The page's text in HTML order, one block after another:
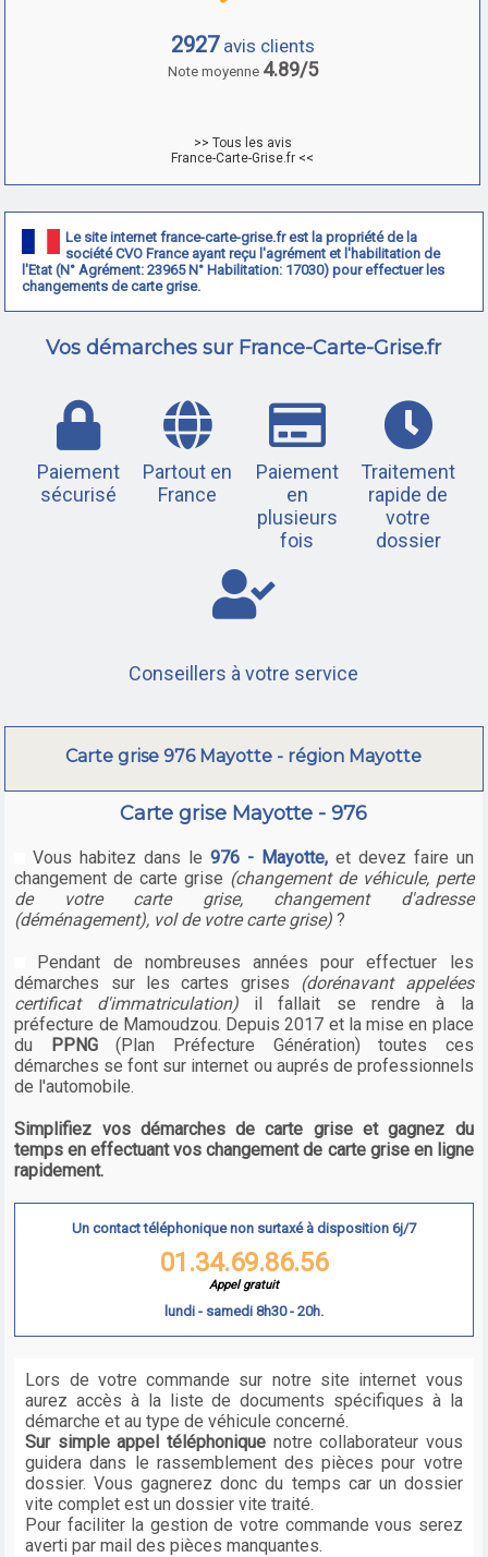
2927avis clients
Note moyenne 4.89/5
>> Tous les avis
France-Carte-Grise.fr <<
Le site internet france-carte-grise.fr est la propriété de la
société CVO France ayant reçu l'agrément et l'habilitation de
l'Etat (N° Agrément: 23965 N° Habilitation: 17030) pour effectuer les
changements de carte grise.
Vos démarches sur France-Carte-Grise.fr
Paiement
sécurisé
Partout en
France
Paiement
en
plusieurs
fois
Traitement
rapide de
votre
dossier
Conseillers à votre service
Carte grise 976 Mayotte - région Mayotte
Carte grise Mayotte - 976
Vous habitez dans le 976 - Mayotte, et devez faire un
changement de carte grise (changement de véhicule, perte
de votre carte grise, changement d'adresse
(déménagement), vol de votre carte grise) ?
Pendant de nombreuses années pour effectuer les
démarches sur les cartes grises (dorénavant appelées
certificat d'immatriculation)il fallait se rendre à la
préfecture de Mamoudzou. Depuis 2017 et la mise en place
du PPNG(Plan Préfecture Génération) toutes ces
démarches se font sur internet ou auprés de professionnels
de l'automobile.
Simplifiez vos démarches de carte grise et gagnez du
temps en effectuant vos changement de carte grise en ligne
rapidement.
Un contact téléphonique non surtaxé à disposition 6j/7
01.34.69.86.56
Appel gratuit
lundi - samedi 8h30 - 20h.
Lors de votre commande sur notre site internet vous
aurez accès à la liste de documents spécifiques à la
démarche et au type de véhicule concerné.
Sur simple appel téléphoniquenotre collaborateur vous
guidera dans le rassemblement des pièces pour votre
dossier. Vous gagnerez donc du temps car un dossier
vite complet est un dossier vite traité.
Pour faciliter la gestion de votre commande vous serez
averti par mail des pièces manquantes.